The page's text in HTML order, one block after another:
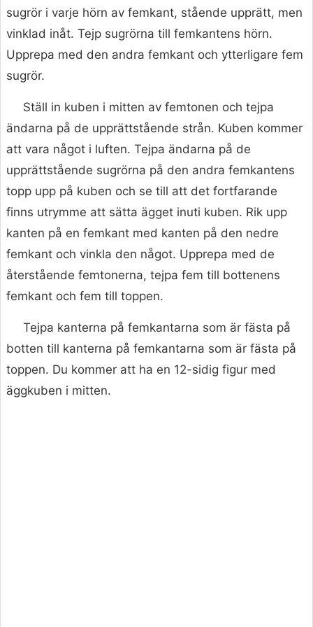
sugrör i varje hörn av femkant, stående upprätt, men
vinklad inåt. Tejp sugrörna till femkantens hörn.
Upprepa med den andra femkant och ytterligare fem
sugrör.
Ställ in kuben i mitten av femtonen och tejpa
ändarna på de upprättstående strån. Kuben kommer
att vara något i luften. Tejpa ändarna på de
upprättstående sugrörna på den andra femkantens
topp upp på kuben och se till att det fortfarande
finns utrymme att sätta ägget inuti kuben. Rik upp
kanten på en femkant med kanten på den nedre
femkant och vinkla den något. Upprepa med de
återstående femtonerna, tejpa fem till bottenens
femkant och fem till toppen.
Tejpa kanterna på femkantarna som är fästa på
botten till kanterna på femkantarna som är fästa på
toppen. Du kommer att ha en 12-sidig figur med
äggkuben i mitten.